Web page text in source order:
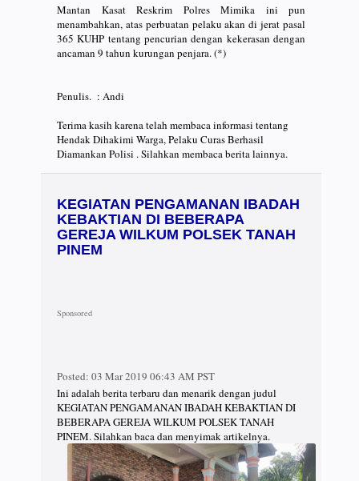
Mantan Kasat Reskrim Polres Mimika ini pun
menambahkan, atas perbuatan pelaku akan di jerat pasal
365 KUHP tentang pencurian dengan kekerasan dengan
ancaman 9 tahun kurungan penjara. (*)
Penulis. : Andi
Terima kasih karena telah membaca informasi tentang
Hendak Dihakimi Warga, Pelaku Curas Berhasil
Diamankan Polisi . Silahkan membaca berita lainnya.
KEGIATAN PENGAMANAN IBADAH
KEBAKTIAN DI BEBERAPA
GEREJA WILKUM POLSEK TANAH
PINEM
Posted: 03 Mar 2019 06:43 AM PST
Ini adalah berita terbaru dan menarik dengan judul
KEGIATAN PENGAMANAN IBADAH KEBAKTIAN DI
BEBERAPA GEREJA WILKUM POLSEK TANAH
PINEM. Silahkan baca dan menyimak artikelnya.